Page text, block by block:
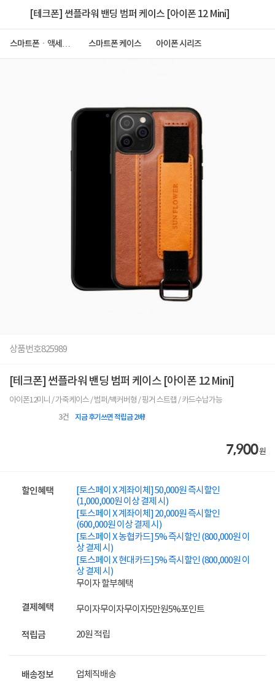
[테크폰] 썬플라워 밴딩 범퍼 케이스 [아이폰 12 Mini]
스마트폰ㆍ액세서
스마트폰 케이스 아이폰 시리즈
상품번호825989
[테크폰] 썬플라워 밴딩 범퍼 케이스 [아이폰 12 Mini]
아이폰12미니 / 가죽케이스 / 범퍼/백커버형 / 핑거 스트랩 / 카드수납가능
3건 지금 후기쓰면 적립금 2배!
7,900원
할인혜택
[토스페이 X 계좌이체] 50,000원 즉시할인
(1,000,000원 이상 결제 시)
[토스페이 X 계좌이체] 20,000원 즉시할인
(600,000원 이상 결제 시)
[토스페이 X 농협카드] 5% 즉시할인 (800,000원 이
상 결제 시)
[토스페이 X 현대카드] 5% 즉시할인 (800,000원 이
상 결제 시)
무이자 할부혜택
결제혜택 무이자무이자무이자5만원5%포인트
적립금 20원 적립
배송정보 업체직배송